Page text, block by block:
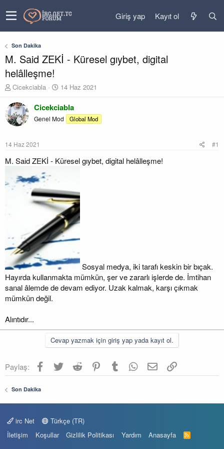
Giriş yap Kayıt ol
Son Dakika
M. Said ZEKİ - Küresel gıybet, digital
helâlleşme!
K
n
u
y
b
a
Cicekciabla
B
ş
l
a
ç
i
h
i
14 Haz 2021
Cicekciabla
Genel Mod Global Mod
14 Haz 2021 #1
M. Said ZEKİ - Küresel gıybet, digital helâlleşme!
Sosyal medya, iki tarafı keskin bir bıçak.
Hayırda kullanmakta mümkün, şer ve zararlı işlerde de. İmtihan
sanal âlemde de devam ediyor. Uzak kalmak, karşı çıkmak
mümkün değil.
Alıntıdır...
Cevap yazmak için giriş yap yada kayıt ol.
Paylaş: Facebook
TwitterReddit PinterestTumblr WhatsApp
E-postaLink
Son Dakika
irc Net
Türkçe (TR)
İletişim
Koşullar Gizlilik Politikası Yardım Anasayfa
R
S